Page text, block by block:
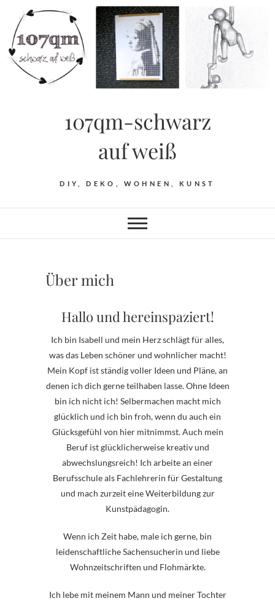
content
107qm-schwarz
auf weiß
DIY, DEKO, WOHNEN, KUNST
Über mich
Hallo und hereinspaziert!
Ich bin Isabell und mein Herz schlägt für alles,
was das Leben schöner und wohnlicher macht!
Mein Kopf ist ständig voller Ideen und Pläne, an
denen ich dich gerne teilhaben lasse. Ohne Ideen
bin ich nicht ich! Selbermachen macht mich
glücklich und ich bin froh, wenn du auch ein
Glücksgefühl von hier mitnimmst. Auch mein
Beruf ist glücklicherweise kreativ und
abwechslungsreich! Ich arbeite an einer
Berufsschule als Fachlehrerin für Gestaltung
und mach zurzeit eine Weiterbildung zur
Kunstpädagogin.
Wenn ich Zeit habe, male ich gerne, bin
leidenschaftliche Sachensucherin und liebe
Wohnzeitschriften und Flohmärkte.
Ich lebe mit meinem Mann und meiner Tochter